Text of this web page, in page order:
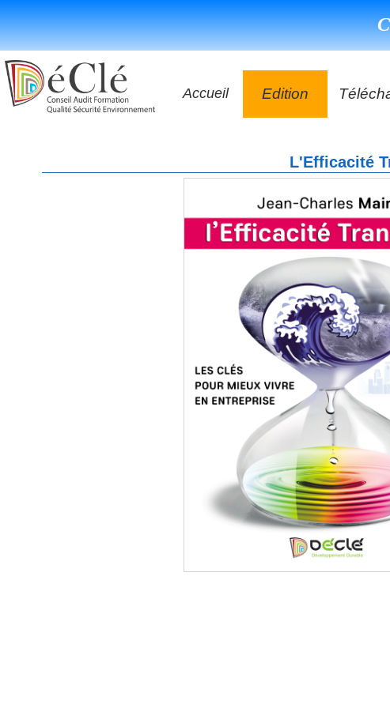
Accueil Edition
Les applications
Les livres
L'Efficacité